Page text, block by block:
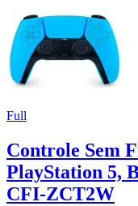
Full
Controle Sem
PlayStation 5,
CFI-ZCT2W